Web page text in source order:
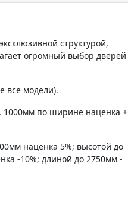
структурой,
огромный выбор дверей
все модели).
1000мм по ширине наценка +
наценка 5%; высотой до
-10%; длиной до 2750мм -